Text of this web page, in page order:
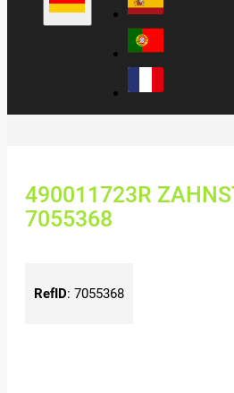
490011723R
7055368
RefID: 7055368